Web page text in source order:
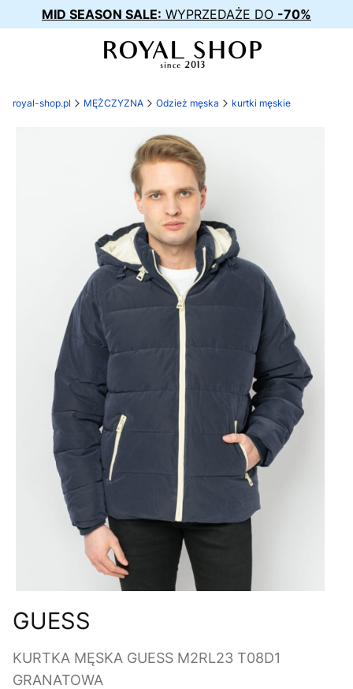
MID SEASON SALE: WYPRZEDAŻE DO -70%
royal-shop.pl MĘŻCZYZNA Odzież męska kurtki męskie
GUESS
KURTKA MĘSKA GUESS M2RL23 T08D1
GRANATOWA